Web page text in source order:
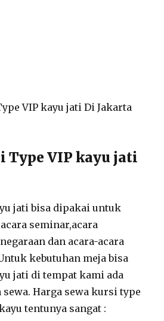
Type VIP kayu jati
jati bisa dipakai untuk
seminar,acara
dan acara-acara
kebutuhan meja bisa
jati di tempat kami ada
Harga sewa kursi type
tentunya sangat :